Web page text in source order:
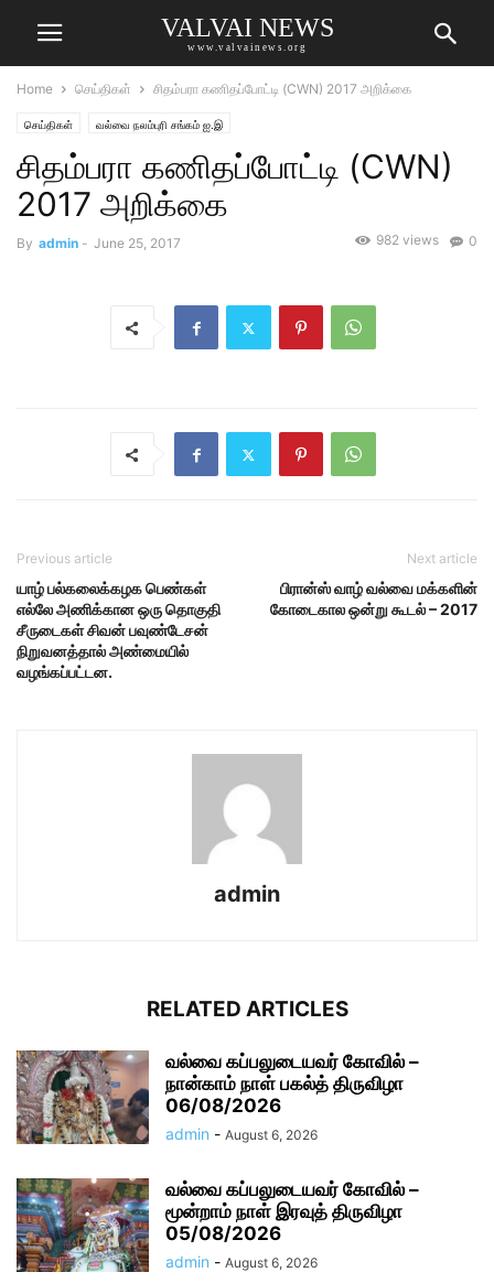
VALVAI NEWS
www.valvainews.org
Home செய்திகள் சிதம்பரா கணிதப்போட்டி (CWN) 2017 அறிக்கை
செய்திகள் வல்வை நலம்புரி சங்கம் ஐ.இ
சிதம்பரா கணிதப்போட்டி (CWN)
2017 அறிக்கை
By admin - June 25, 2017 0
982 views
Previous article
யாழ் பல்கலைக்கழக பெண்கள்
எல்லே அணிக்கான ஒரு தொகுதி
சீருடைகள் சிவன் பவுண்டேசன்
நிறுவனத்தால் அண்மையில்
வழங்கப்பட்டன.
Next article
பிரான்ஸ் வாழ் வல்வை மக்களின்
கோடைகால ஒன்று கூடல் – 2017
admin
RELATED ARTICLES
வல்வை கப்பலுடையவர் கோவில் –
நான்காம் நாள் பகல்த் திருவிழா
06/08/2026
admin - August 6, 2026
வல்வை கப்பலுடையவர் கோவில் –
மூன்றாம் நாள் இரவுத் திருவிழா
05/08/2026
admin - August 6, 2026